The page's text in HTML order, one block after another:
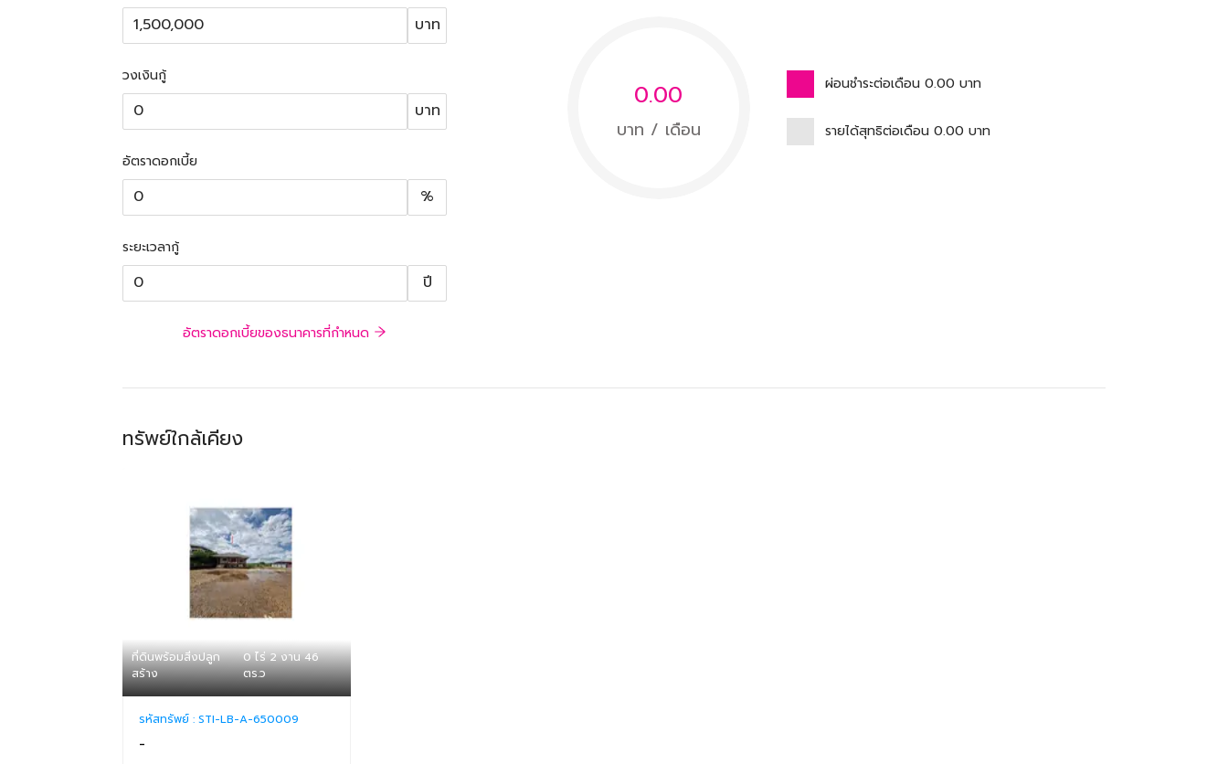
บาท
วงเงินกู้
บาท
อัตราดอกเบี้ย
%
ระยะเวลากู้
ปี
อัตราดอกเบี้ยของธนาคารที่กำหนด
0.00
บาท / เดือน
ผ่อนชำระต่อเดือน 0.00 บาท
รายได้สุทธิต่อเดือน 0.00 บาท
ทรัพย์ใกล้เคียง
ที่ดินพร้อมสิ่งปลูก
สร้าง
0 ไร่ 2 งาน 46
ตร.ว
รหัสทรัพย์ :STI-LB-A-650009
-